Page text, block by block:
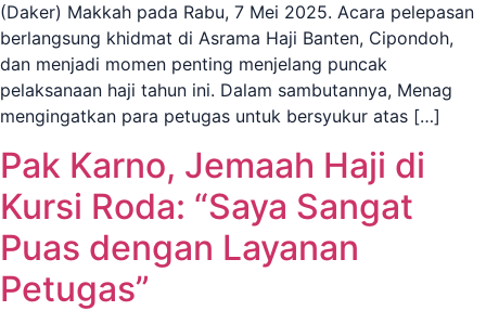
(Daker) Makkah pada Rabu, 7 Mei 2025. Acara pelepasan
berlangsung khidmat di Asrama Haji Banten, Cipondoh,
dan menjadi momen penting menjelang puncak
pelaksanaan haji tahun ini. Dalam sambutannya, Menag
mengingatkan para petugas untuk bersyukur atas […]
Pak Karno, Jemaah Haji di
Kursi Roda: “Saya Sangat
Puas dengan Layanan
Petugas”